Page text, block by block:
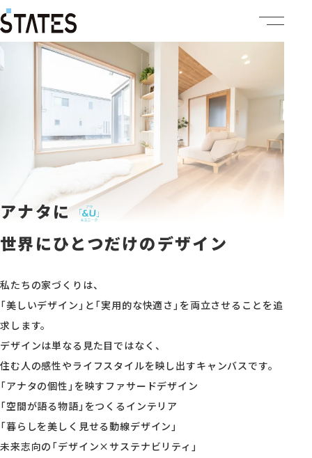
ステーツについて
商品ラインナップ
イベント情報
モデルハウス・支店
家づくりコラム
オーナーの方へ
0120-666-940
【受付時間】10時～18時
アナタに
世界にひとつだけのデザイン
私たちの家づくりは、
「美しいデザイン」と「実用的な快適さ」を両立させることを追
求します。
デザインは単なる見た目ではなく、
住む人の感性やライフスタイルを映し出すキャンバスです。
「アナタの個性」を映すファサードデザイン
「空間が語る物語」をつくるインテリア
「暮らしを美しく見せる動線デザイン」
未来志向の「デザイン×サステナビリティ」